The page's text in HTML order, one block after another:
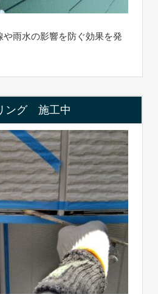
や雨水の影響を防ぐ効果を発
ング 施工中